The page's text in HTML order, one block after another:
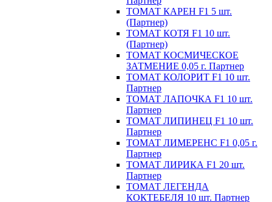
ТОМАТ КАРЕН F1 5 шт.
(Партнер)
ТОМАТ КОТЯ F1 10 шт.
(Партнер)
ТОМАТ КОСМИЧЕСКОЕ
ЗАТМЕНИЕ 0,05 г. Партнер
ТОМАТ КОЛОРИТ F1 10 шт.
Партнер
ТОМАТ ЛАПОЧКА F1 10 шт.
Партнер
ТОМАТ ЛИПИНЕЦ F1 10 шт.
Партнер
ТОМАТ ЛИМЕРЕНС F1 0,05 г.
Партнер
ТОМАТ ЛИРИКА F1 20 шт.
Партнер
ТОМАТ ЛЕГЕНДА
КОКТЕБЕЛЯ 10 шт. Партнер